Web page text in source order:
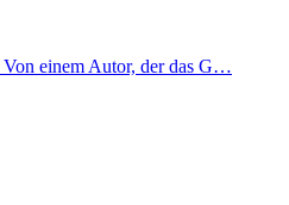
einem Autor, der das G…